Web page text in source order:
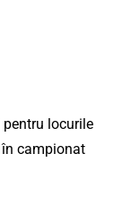
pentru locurile
în campionat